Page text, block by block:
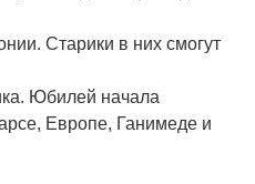
Старики в них смогут
Юбилей начала
Европе, Ганимеде и